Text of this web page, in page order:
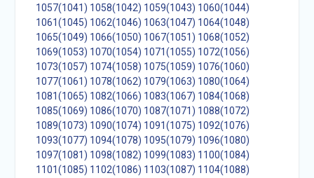
1057(1041) 1058(1042) 1059(1043) 1060(1044)
1061(1045) 1062(1046) 1063(1047) 1064(1048)
1065(1049) 1066(1050) 1067(1051) 1068(1052)
1069(1053) 1070(1054) 1071(1055) 1072(1056)
1073(1057) 1074(1058) 1075(1059) 1076(1060)
1077(1061) 1078(1062) 1079(1063) 1080(1064)
1081(1065) 1082(1066) 1083(1067) 1084(1068)
1085(1069) 1086(1070) 1087(1071) 1088(1072)
1089(1073) 1090(1074) 1091(1075) 1092(1076)
1093(1077) 1094(1078) 1095(1079) 1096(1080)
1097(1081) 1098(1082) 1099(1083) 1100(1084)
1101(1085) 1102(1086) 1103(1087) 1104(1088)